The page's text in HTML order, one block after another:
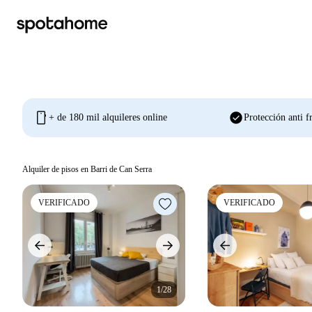
mobile + de 180 mil alquileres online check_circleProtección anti
Alquiler de pisos en Barri de Can Serra
VERIFICADO
1/28
VERIFICADO